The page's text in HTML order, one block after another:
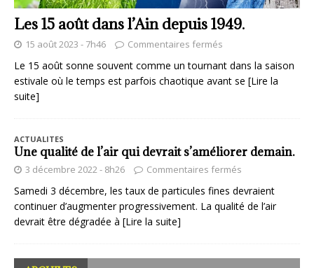
Les 15 août dans l’Ain depuis 1949.
15 août 2023 - 7h46 Commentaires fermés
Le 15 août sonne souvent comme un tournant dans la saison
estivale où le temps est parfois chaotique avant se [Lire la
suite]
ACTUALITES
Une qualité de l’air qui devrait s’améliorer demain.
3 décembre 2022 - 8h26 Commentaires fermés
Samedi 3 décembre, les taux de particules fines devraient
continuer d’augmenter progressivement. La qualité de l’air
devrait être dégradée à [Lire la suite]